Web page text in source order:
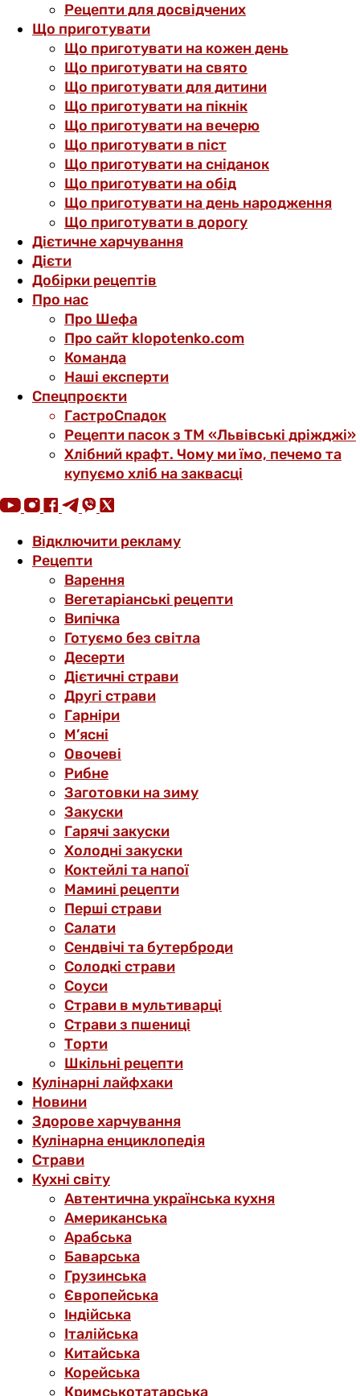
Рецепти для досвідчених
Що приготувати
Що приготувати на кожен день
Що приготувати на свято
Що приготувати для дитини
Що приготувати на пікнік
Що приготувати на вечерю
Що приготувати в піст
Що приготувати на сніданок
Що приготувати на обід
Що приготувати на день народження
Що приготувати в дорогу
Дієтичне харчування
Дієти
Добірки рецептів
Про нас
Про Шефа
Про сайт klopotenko.com
Команда
Наші експерти
Спецпроєкти
ГастроСпадок
Рецепти пасок з ТМ «Львівські дріжджі»
Хлібний крафт. Чому ми їмо, печемо та
купуємо хліб на заквасці
Відключити рекламу
Рецепти
Варення
Вегетаріанські рецепти
Випічка
Готуємо без світла
Десерти
Дієтичні страви
Другі страви
Гарніри
М’ясні
Овочеві
Рибне
Заготовки на зиму
Закуски
Гарячі закуски
Холодні закуски
Коктейлі та напої
Мамині рецепти
Перші страви
Салати
Сендвічі та бутерброди
Солодкі страви
Соуси
Страви в мультиварці
Страви з пшениці
Торти
Шкільні рецепти
Кулінарні лайфхаки
Новини
Здорове харчування
Кулінарна енциклопедія
Страви
Кухні світу
Автентична українська кухня
Американська
Арабська
Баварська
Грузинська
Європейська
Індійська
Італійська
Китайська
Корейська
Кримськотатарська